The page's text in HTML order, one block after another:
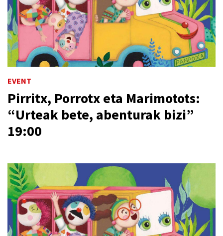
EVENT
Pirritx, Porrotx eta Marimotots:
“Urteak bete, abenturak bizi”
19:00